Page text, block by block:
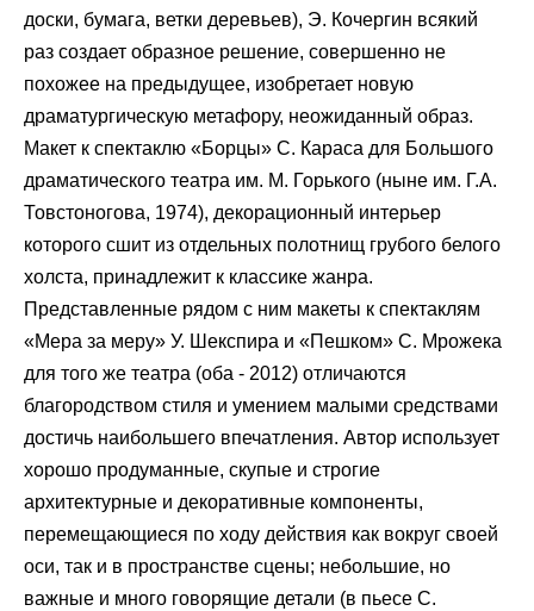
доски, бумага, ветки деревьев), Э. Кочергин всякий
раз создает образное решение, совершенно не
похожее на предыдущее, изобретает новую
драматургическую метафору, неожиданный образ.
Макет к спектаклю «Борцы» С. Караса для Большого
драматического театра им. М. Горького (ныне им. Г.А.
Товстоногова, 1974), декорационный интерьер
которого сшит из отдельных полотнищ грубого белого
холста, принадлежит к классике жанра.
Представленные рядом с ним макеты к спектаклям
«Мера за меру» У. Шекспира и «Пешком» С. Мрожека
для того же театра (оба - 2012) отличаются
благородством стиля и умением малыми средствами
достичь наибольшего впечатления. Автор использует
хорошо продуманные, скупые и строгие
архитектурные и декоративные компоненты,
перемещающиеся по ходу действия как вокруг своей
оси, так и в пространстве сцены; небольшие, но
важные и много говорящие детали (в пьесе С.